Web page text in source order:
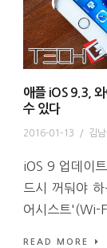
애플 iOS 9.3,
수 있다
2016-01-13 / 김
iOS 9 업데이
드시 꺼둬야 하
어시스트'(Wi-
READ MORE